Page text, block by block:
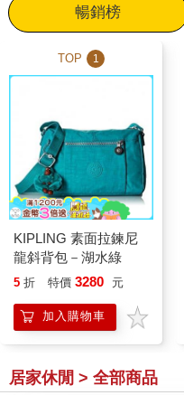
暢銷榜
TOP 1
KIPLING 素面拉鍊尼
龍斜背包－湖水綠
5 折 特價 3280 元
加入購物車
居家休閒 > 全部商品